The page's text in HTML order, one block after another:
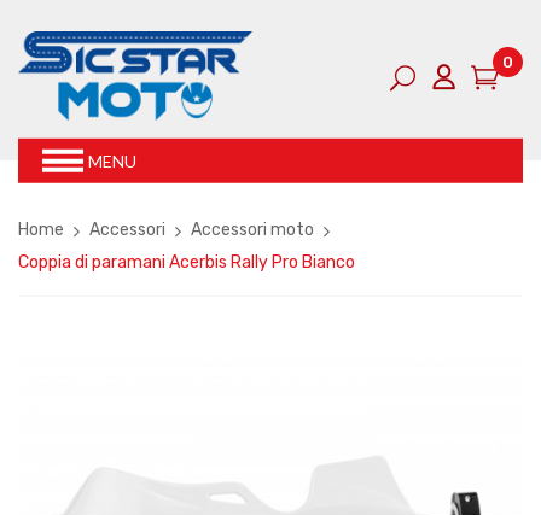
0
MENU
Home Accessori
Accessori moto
Coppia di paramani Acerbis Rally Pro Bianco